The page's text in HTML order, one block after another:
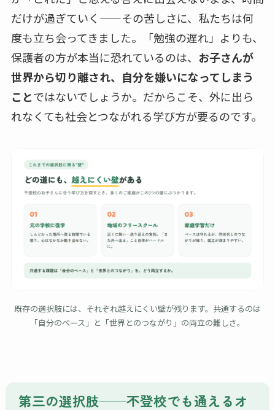
だけが過ぎていく——その苦しさに、私たちは何
度も立ち会ってきました。「勉強の遅れ」よりも、
保護者の方が本当に恐れているのは、 お子さんが
世界から切り離され、自分を嫌いになってしまう
ことではないでしょうか。だからこそ、外に出ら
れなくても社会とつながれる学び方が要るのです。
既存の選択肢には、それぞれ越えにくい壁が残ります。共通するのは
「自分のペース」と「世界とのつながり」の両立の難しさ。
第三の選択肢——不登校でも通えるオ